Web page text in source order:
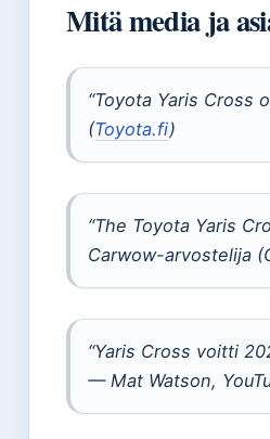
Mitä media ja
“Toyota Yaris Cross
(Toyota.fi)
“The Toyota Yaris
Carwow-arvostelija
“Yaris Cross voitti
— Mat Watson,